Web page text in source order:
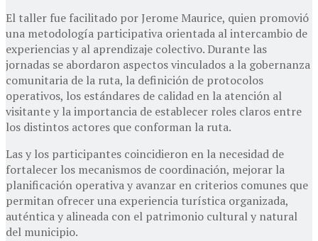
El taller fue facilitado por Jerome Maurice, quien promovió
una metodología participativa orientada al intercambio de
experiencias y al aprendizaje colectivo. Durante las
jornadas se abordaron aspectos vinculados a la gobernanza
comunitaria de la ruta, la definición de protocolos
operativos, los estándares de calidad en la atención al
visitante y la importancia de establecer roles claros entre
los distintos actores que conforman la ruta.
Las y los participantes coincidieron en la necesidad de
fortalecer los mecanismos de coordinación, mejorar la
planificación operativa y avanzar en criterios comunes que
permitan ofrecer una experiencia turística organizada,
auténtica y alineada con el patrimonio cultural y natural
del municipio.